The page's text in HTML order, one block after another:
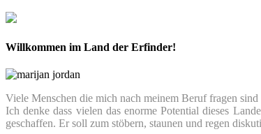
Willkommen im Land der Erfinder!
Viele Menschen die mich nach meinem Beruf fragen
Ich denke dass vielen das enorme Potential dieses
geschaffen. Er soll zum stöbern, staunen und regen